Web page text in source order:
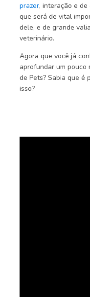
prazer, interação e de
que será de vital
dele, e de grande
veterinário.
Agora que você já
aprofundar um pouco
de Pets? Sabia que é
isso?